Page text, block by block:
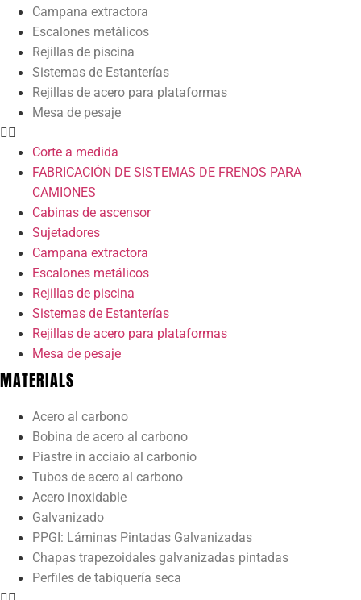
Campana extractora
Escalones metálicos
Rejillas de piscina
Sistemas de Estanterías
Rejillas de acero para plataformas
Mesa de pesaje
Corte a medida
FABRICACIÓN DE SISTEMAS DE FRENOS PARA
CAMIONES
Cabinas de ascensor
Sujetadores
Campana extractora
Escalones metálicos
Rejillas de piscina
Sistemas de Estanterías
Rejillas de acero para plataformas
Mesa de pesaje
MATERIALS
Acero al carbono
Bobina de acero al carbono
Piastre in acciaio al carbonio
Tubos de acero al carbono
Acero inoxidable
Galvanizado
PPGI: Láminas Pintadas Galvanizadas
Chapas trapezoidales galvanizadas pintadas
Perfiles de tabiquería seca